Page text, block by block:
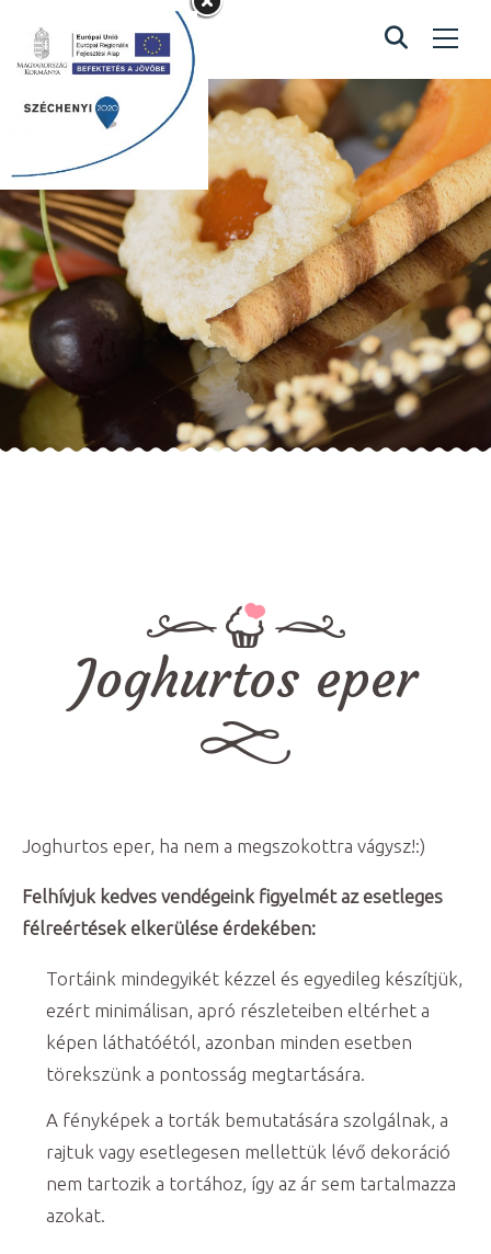
Joghurtos eper
Home / Joghurtos eper
Joghurtos eper
Joghurtos eper, ha nem a megszokottra vágysz!:)
Felhívjuk kedves vendégeink figyelmét az esetleges
félreértések elkerülése érdekében:
Tortáink mindegyikét kézzel és egyedileg készítjük,
ezért minimálisan, apró részleteiben eltérhet a
képen láthatóétól, azonban minden esetben
törekszünk a pontosság megtartására.
A fényképek a torták bemutatására szolgálnak, a
rajtuk vagy esetlegesen mellettük lévő dekoráció
nem tartozik a tortához, így az ár sem tartalmazza
azokat.